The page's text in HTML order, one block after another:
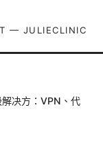
— JULIECLINIC
决方：VPN、代